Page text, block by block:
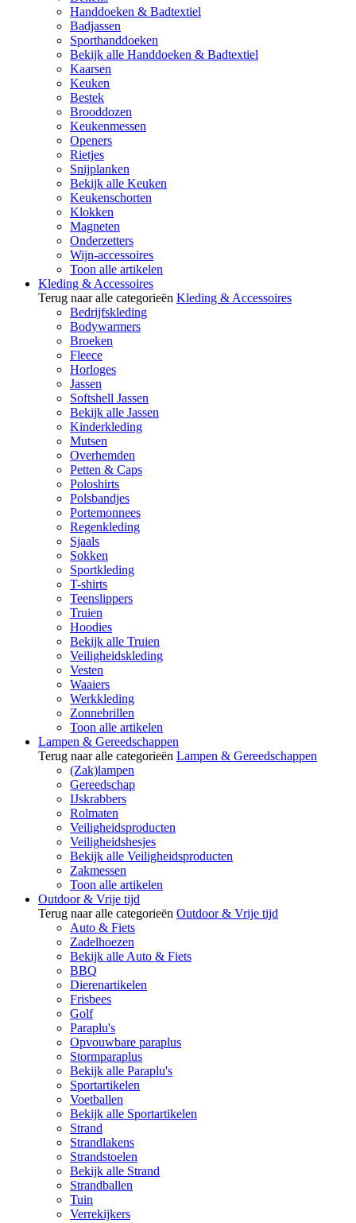
Handdoeken & Badtextiel
Badjassen
Sporthanddoeken
Bekijk alle Handdoeken & Badtextiel
Kaarsen
Keuken
Bestek
Brooddozen
Keukenmessen
Openers
Rietjes
Snijplanken
Bekijk alle Keuken
Keukenschorten
Klokken
Magneten
Onderzetters
Wijn-accessoires
Toon alle artikelen
Kleding & Accessoires
Terug naar alle categorieën Kleding & Accessoires
Bedrijfskleding
Bodywarmers
Broeken
Fleece
Horloges
Jassen
Softshell Jassen
Bekijk alle Jassen
Kinderkleding
Mutsen
Overhemden
Petten & Caps
Poloshirts
Polsbandjes
Portemonnees
Regenkleding
Sjaals
Sokken
Sportkleding
T-shirts
Teenslippers
Truien
Hoodies
Bekijk alle Truien
Veiligheidskleding
Vesten
Waaiers
Werkkleding
Zonnebrillen
Toon alle artikelen
Lampen & Gereedschappen
Terug naar alle categorieën Lampen & Gereedschappen
(Zak)lampen
Gereedschap
IJskrabbers
Rolmaten
Veiligheidsproducten
Veiligheidshesjes
Bekijk alle Veiligheidsproducten
Zakmessen
Toon alle artikelen
Outdoor & Vrije tijd
Terug naar alle categorieën Outdoor & Vrije tijd
Auto & Fiets
Zadelhoezen
Bekijk alle Auto & Fiets
BBQ
Dierenartikelen
Frisbees
Golf
Paraplu's
Opvouwbare paraplus
Stormparaplus
Bekijk alle Paraplu's
Sportartikelen
Voetballen
Bekijk alle Sportartikelen
Strand
Strandlakens
Strandstoelen
Bekijk alle Strand
Strandballen
Tuin
Verrekijkers